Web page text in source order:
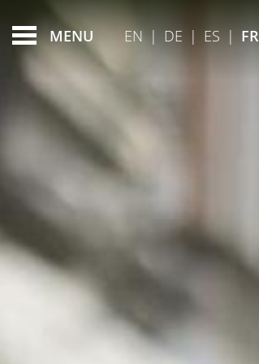
MENU EN | DE | ES | FR
FEATURED - SLIDES